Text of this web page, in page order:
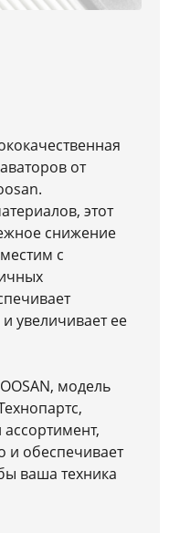
от
этот
снижение
с
увеличивает ее
модель
и обеспечивает
ваша техника